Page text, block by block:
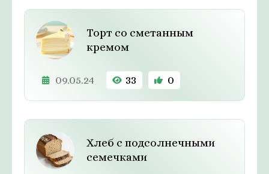
Торт со сметанным
кремом
09.05.24 33 0
Хлеб с подсолнечными
семечками